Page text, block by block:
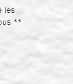
les
**